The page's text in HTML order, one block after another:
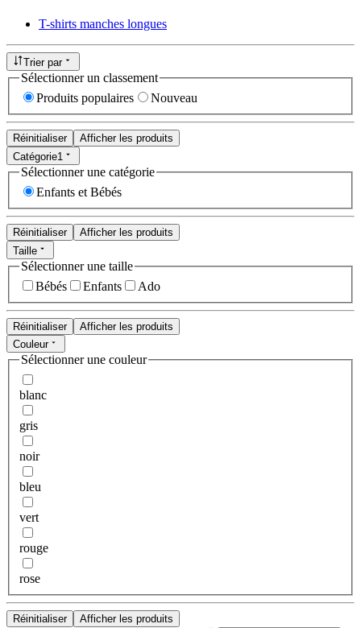
T-shirts manches longues
Trier par
Sélectionner un classement
Produits populaires
Nouveau
Réinitialiser
Afficher les produits
Catégorie1
Sélectionner une catégorie
Enfants et Bébés
Réinitialiser
Afficher les produits
Taille
Sélectionner une taille
Bébés
Enfants Ado
Réinitialiser
Afficher les produits
Couleur
Sélectionner une couleur
blanc
gris
noir
bleu
vert
rouge
rose
Réinitialiser Afficher les produits